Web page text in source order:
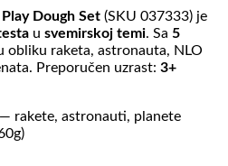
Dough Set(SKU 037333) je
u svemirskoj temi. Sa 5
obliku raketa, astronauta, NLO
Preporučen uzrast: 3+
rakete, astronauti, planete